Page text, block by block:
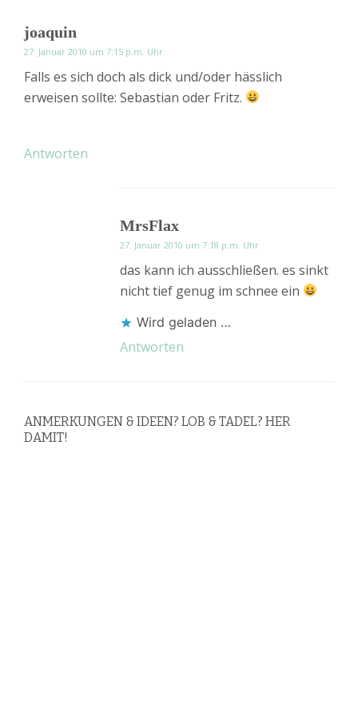
joaquin
27. Januar 2010 um 7:15 p.m. Uhr
Falls es sich doch als dick und/oder hässlich
erweisen sollte: Sebastian oder Fritz.
Antworten
MrsFlax
27. Januar 2010 um 7:18 p.m. Uhr
das kann ich ausschließen. es sinkt
nicht tief genug im schnee ein
Wird geladen …
Antworten
ANMERKUNGEN & IDEEN? LOB & TADEL? HER
DAMIT!